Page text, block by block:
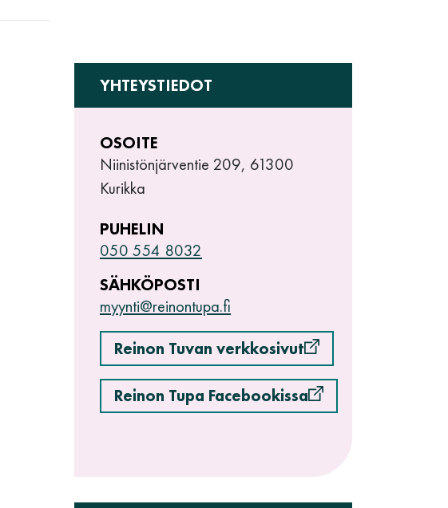
YHTEYSTIEDOT
OSOITE
Niinistönjärventie 209, 61300
Kurikka
PUHELIN
050 554 8032
SÄHKÖPOSTI
myynti@reinontupa.fi
Reinon Tuvan verkkosivut
Reinon Tupa Facebookissa